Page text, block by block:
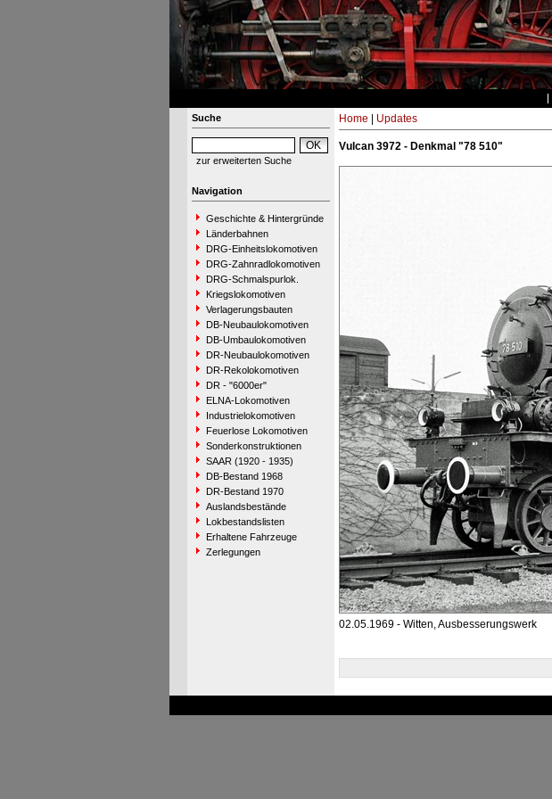
Suche
zur erweiterten Suche
Navigation
Geschichte & Hintergründe
Länderbahnen
DRG-Einheitslokomotiven
DRG-Zahnradlokomotiven
DRG-Schmalspurlok.
Kriegslokomotiven
Verlagerungsbauten
DB-Neubaulokomotiven
DB-Umbaulokomotiven
DR-Neubaulokomotiven
DR-Rekolokomotiven
DR - "6000er"
ELNA-Lokomotiven
Industrielokomotiven
Feuerlose Lokomotiven
Sonderkonstruktionen
SAAR (1920 - 1935)
DB-Bestand 1968
DR-Bestand 1970
Auslandsbestände
Lokbestandslisten
Erhaltene Fahrzeuge
Zerlegungen
Home Updates
Vulcan 3972 - Denkmal "78 510"
02.05.1969 - Witten, Ausbesserungswerk